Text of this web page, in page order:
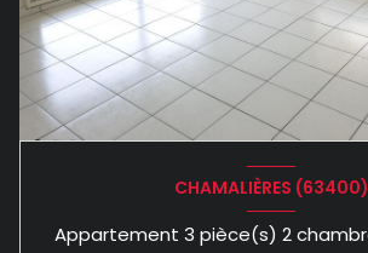
CHAMALIÈRES (63400)